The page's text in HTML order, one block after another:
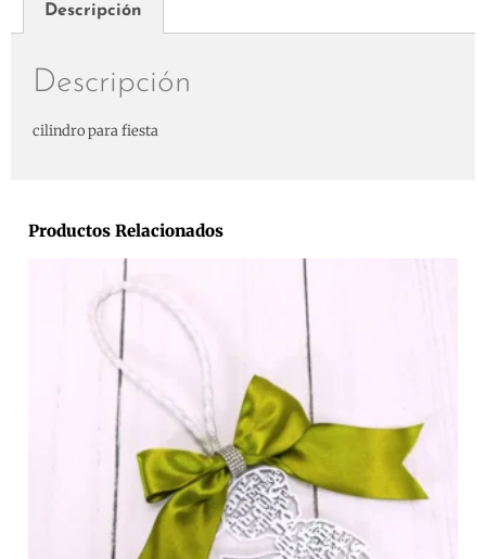
Descripción
Descripción
cilindro para fiesta
Productos Relacionados